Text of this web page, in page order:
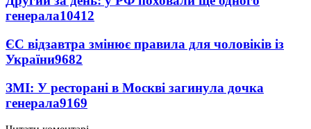
генерала10412
ЄС відзавтра змінює правила для чоловіків із
України9682
ЗМІ: У ресторані в Москві загинула дочка
генерала9169